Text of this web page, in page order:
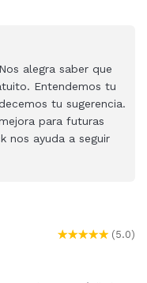
alegra saber que
Entendemos tu
tu sugerencia.
para futuras
nos ayuda a seguir
(5.0)